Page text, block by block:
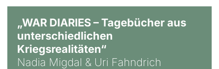
„WAR DIARIES – Tagebücher aus
unterschiedlichen
Kriegsrealitäten“
Nadia Migdal & Uri Fahndrich